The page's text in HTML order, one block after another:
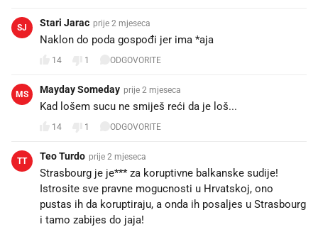
SJ Stari Jarac prije 2 mjeseca
Naklon do poda gospođi jer ima *aja 💪
14 1 ODGOVORITE
MS Mayday Someday prije 2 mjeseca
Kad lošem sucu ne smiješ reći da je loš...
14 1 ODGOVORITE
TT Teo Turdo prije 2 mjeseca
Strasbourg je je*** za koruptivne balkanske sudije!
Istrosite sve pravne mogucnosti u Hrvatskoj, ono
pustas ih da koruptiraju, a onda ih posaljes u Strasbourg
i tamo zabijes do jaja!